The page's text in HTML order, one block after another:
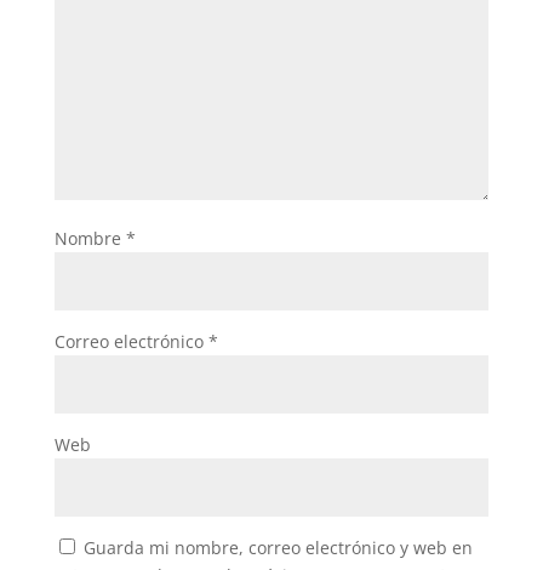
Nombre *
Correo electrónico *
Web
Guarda mi nombre, correo electrónico y web en